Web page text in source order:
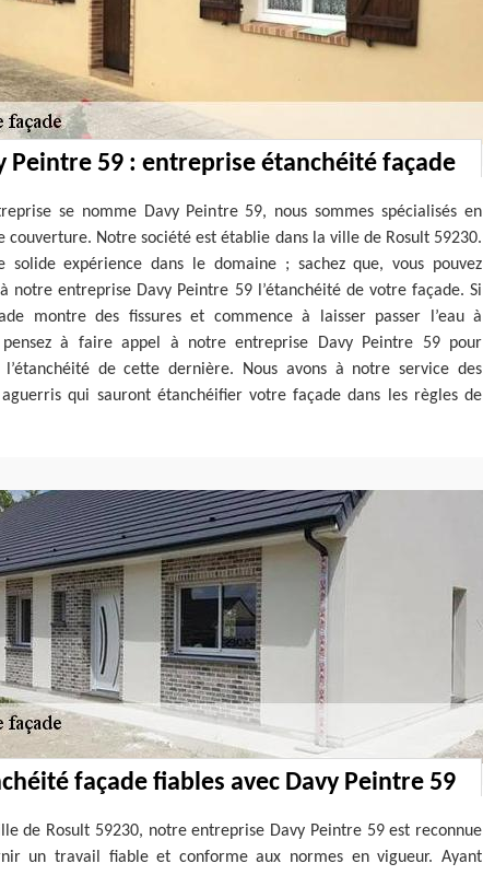
Peintre 59 : entreprise étanchéité façade
se nomme Davy Peintre 59, nous sommes spécialisés en
couverture. Notre société est établie dans la ville de Rosult 59230.
solide expérience dans le domaine ; sachez que, vous pouvez
notre entreprise Davy Peintre 59 l’étanchéité de votre façade. Si
montre des fissures et commence à laisser passer l’eau à
à faire appel à notre entreprise Davy Peintre 59 pour
l’étanchéité de cette dernière. Nous avons à notre service des
qui sauront étanchéifier votre façade dans les règles de
façade fiables avec Davy Peintre 59
de Rosult 59230, notre entreprise Davy Peintre 59 est reconnue
un travail fiable et conforme aux normes en vigueur. Ayant